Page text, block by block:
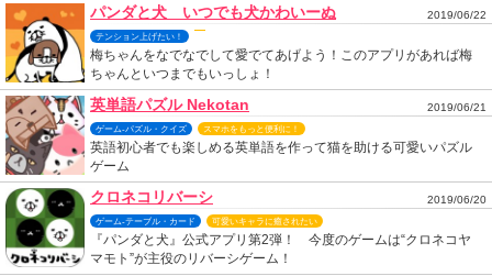
パンダと犬 いつでも犬かわいーぬ 2019/06/22
テンション上げたい！
梅ちゃんをなでなでして愛でてあげよう！このアプリがあれば梅
ちゃんといつまでもいっしょ！
英単語パズル Nekotan 2019/06/21
ゲーム-パズル・クイズ スマホをもっと便利に！
英語初心者でも楽しめる英単語を作って猫を助ける可愛いパズル
ゲーム
クロネコリバーシ 2019/06/20
ゲーム-テーブル・カード 可愛いキャラに癒されたい
『パンダと犬』公式アプリ第2弾！ 今度のゲームは“クロネコヤ
マモト”が主役のリバーシゲーム！